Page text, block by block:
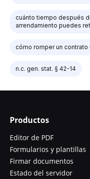
cuánto tiempo después
arrendamiento puedes
cómo romper un
n.c. gen. stat. § 42-14
Productos
Editor de PDF
Formularios y plantillas
Firmar documentos
Estado del servidor